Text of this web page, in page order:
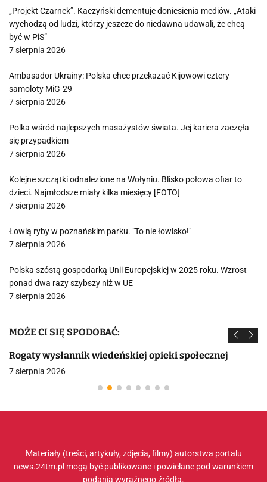
„Projekt Czarnek”. Kaczyński dementuje doniesienia mediów. „Ataki
wychodzą od ludzi, którzy jeszcze do niedawna udawali, że chcą
być w PiS”
7 sierpnia 2026
Ambasador Ukrainy: Polska chce przekazać Kijowowi cztery
samoloty MiG-29
7 sierpnia 2026
Polka wśród najlepszych masażystów świata. Jej kariera zaczęła
się przypadkiem
7 sierpnia 2026
Kolejne szczątki odnalezione na Wołyniu. Blisko połowa ofiar to
dzieci. Najmłodsze miały kilka miesięcy [FOTO]
7 sierpnia 2026
Łowią ryby w poznańskim parku. "To nie łowisko!"
7 sierpnia 2026
Polska szóstą gospodarką Unii Europejskiej w 2025 roku. Wzrost
ponad dwa razy szybszy niż w UE
7 sierpnia 2026
MOŻE CI SIĘ SPODOBAĆ:
Rogaty wysłannik wiedeńskiej opieki społecznej
7 sierpnia 2026
Materiały (treści, artykuły, zdjęcia, filmy) autorstwa portalu
news.24tm.pl mogą być publikowane i powielane pod warunkiem
podania wyraźnego źródła.